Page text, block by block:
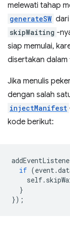
melewati tahap
generateSW dari
skipWaiting -
siap memulai,
disertakan dalam
Jika menulis
dengan salah
injectManifest
kode berikut:
if (event.
self.
}
});